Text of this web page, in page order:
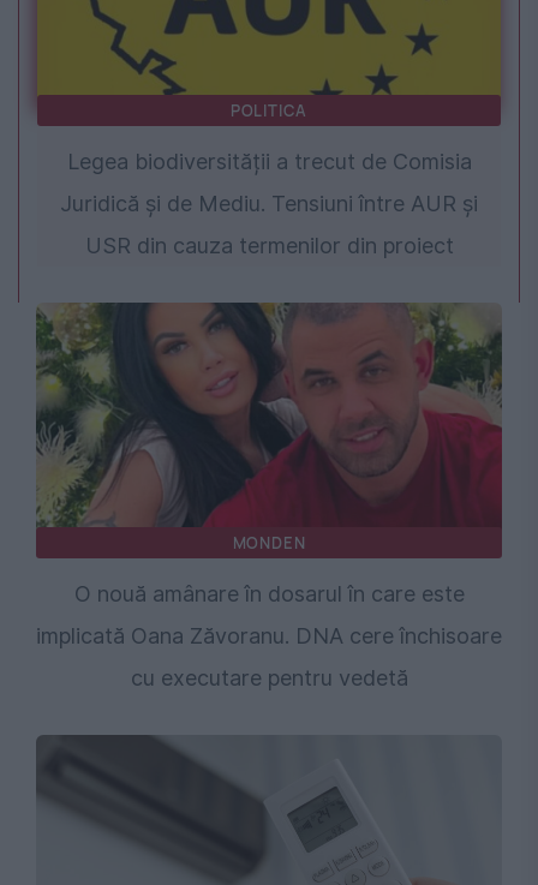
POLITICA
Legea biodiversității a trecut de Comisia
Juridică și de Mediu. Tensiuni între AUR și
USR din cauza termenilor din proiect
MONDEN
O nouă amânare în dosarul în care este
implicată Oana Zăvoranu. DNA cere închisoare
cu executare pentru vedetă